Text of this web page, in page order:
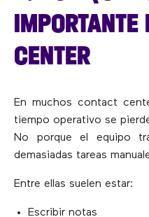
IMPORTANTE
CENTER
En muchos contact
tiempo operativo se
No porque el equipo
demasiadas tareas
Entre ellas suelen estar:
Escribir notas